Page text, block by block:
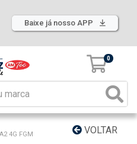
Baixe já nosso APP
0
VOLTAR
4G FGM